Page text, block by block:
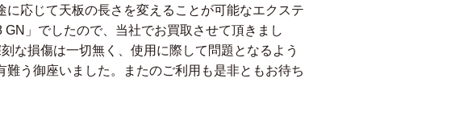
応じて天板の長さを変えることが可能なエクステ
」でしたので、当社でお買取させて頂きまし
な損傷は一切無く、使用に際して問題となるよう
う御座いました。またのご利用も是非ともお待ち